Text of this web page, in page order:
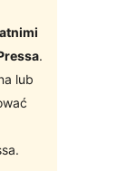
.
lub